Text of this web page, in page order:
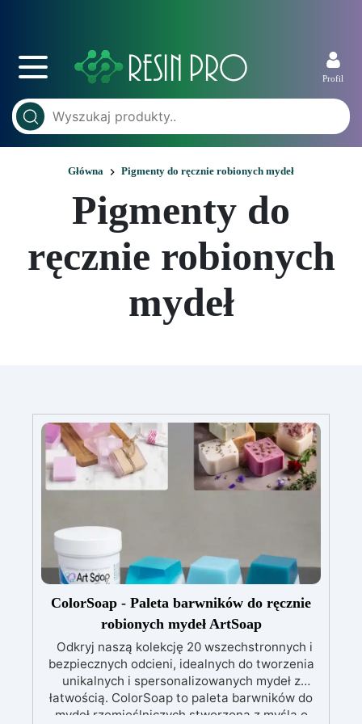
Profil
Główna Pigmenty do ręcznie robionych mydeł
Pigmenty do
ręcznie robionych
mydeł
ColorSoap - Paleta barwników do ręcznie
robionych mydeł ArtSoap
Odkryj naszą kolekcję 20 wszechstronnych i
bezpiecznych odcieni, idealnych do tworzenia
unikalnych i spersonalizowanych mydeł z
łatwością. ColorSoap to paleta barwników do
mydeł rzemieślniczych stworzona z myślą o